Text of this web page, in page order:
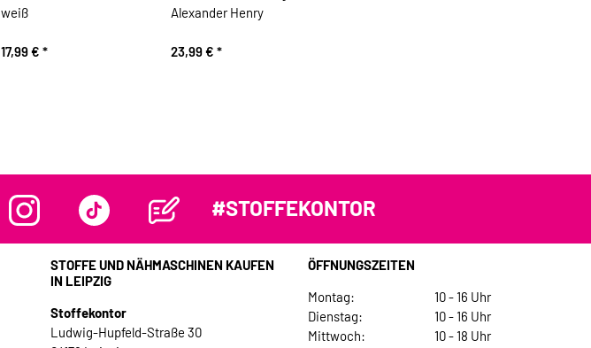
weiß
17,99 € *
Alexander Henry
23,99 € *
#STOFFEKONTOR
STOFFE UND NÄHMASCHINEN KAUFEN
IN LEIPZIG
Stoffekontor
Ludwig-Hupfeld-Straße 30
ÖFFNUNGSZEITEN
Montag:
10 - 16 Uhr
Dienstag:
10 - 16 Uhr
Mittwoch:
10 - 18 Uhr